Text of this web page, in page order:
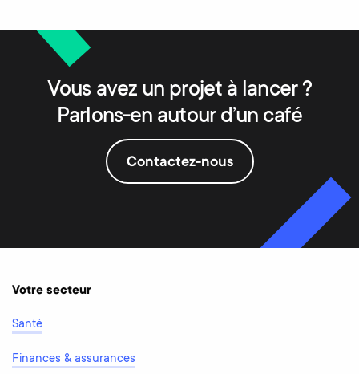
Vous avez un projet à lancer ?
Parlons-en autour d’un café
Contactez-nous
Votre secteur
Santé
Finances & assurances